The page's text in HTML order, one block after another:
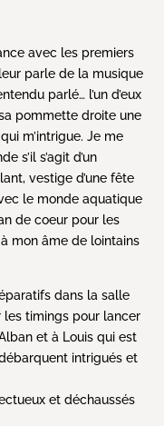
avec les premiers
parle de la musique
parlé… l’un d’eux
pommette droite une
m’intrigue. Je me
s’il s’agit d’un
vestige d’une fête
le monde aquatique
de coeur pour les
mon âme de lointains
dans la salle
les timings pour lancer
et à Louis qui est
intrigués et
et déchaussés